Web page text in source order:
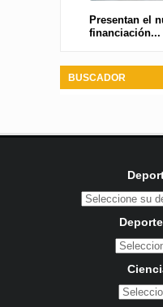
Presentan el
financiación...
BUSCADOR